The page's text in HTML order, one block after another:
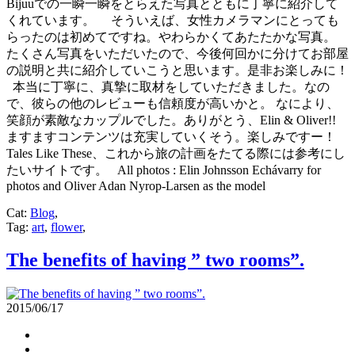
Bijuuでの一瞬一瞬をとらえた写真とともに丁寧に紹介して
くれています。 そういえば、女性カメラマンにとっても
らったのは初めてですね。やわらかくてあたたかな写真。
たくさん写真をいただいたので、今後何回かに分けてお部屋
の説明と共に紹介していこうと思います。是非お楽しみに！
本当に丁寧に、真摯に取材をしていただきました。なの
で、彼らの他のレビューも信頼度が高いかと。 なにより、
笑顔が素敵なカップルでした。ありがとう、Elin & Oliver!!
ますますコンテンツは充実していくそう。楽しみですー！
Tales Like These、これから旅の計画をたてる際には参考にし
たいサイトです。 All photos : Elin Johnsson Echávarry for
photos and Oliver Adan Nyrop-Larsen as the model
Cat: Blog,
Tag: art, flower,
The benefits of having ” two rooms”.
2015/06/17